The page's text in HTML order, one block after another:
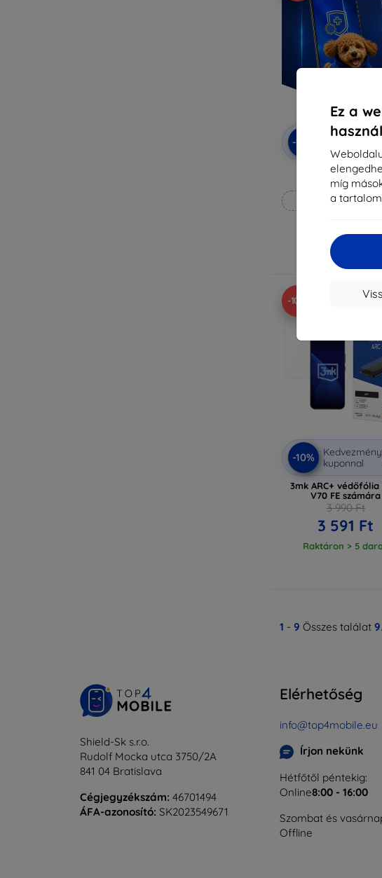
Ez a
míg
a
-10%
Kedvezmény
kuponnal
3mk
védőfólia
Méretre készítve
5 931 Ft
Raktáron > 5
-10%
-10%
Kedvezmény
kuponnal
3mk ARC+ védőfólia
V70 FE számára
3 990 Ft
3 591 Ft
Raktáron > 5
1 - 9 Összes találat 9.
Shield-Sk s.r.o.
Rudolf Mocka utca 3750/2A
841 04 Bratislava
Cégjegyzékszám: 46701494
ÁFA-azonosító: SK2023549671
Elérhetőség
info@top4mobile.eu
Írjon nekünk
Hétfőtől péntekig:
Online8:00 - 16:00
Szombat és
Offline